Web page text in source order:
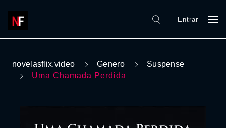
Entrar
novelasflix.video Genero
Suspense
Uma Chamada Perdida